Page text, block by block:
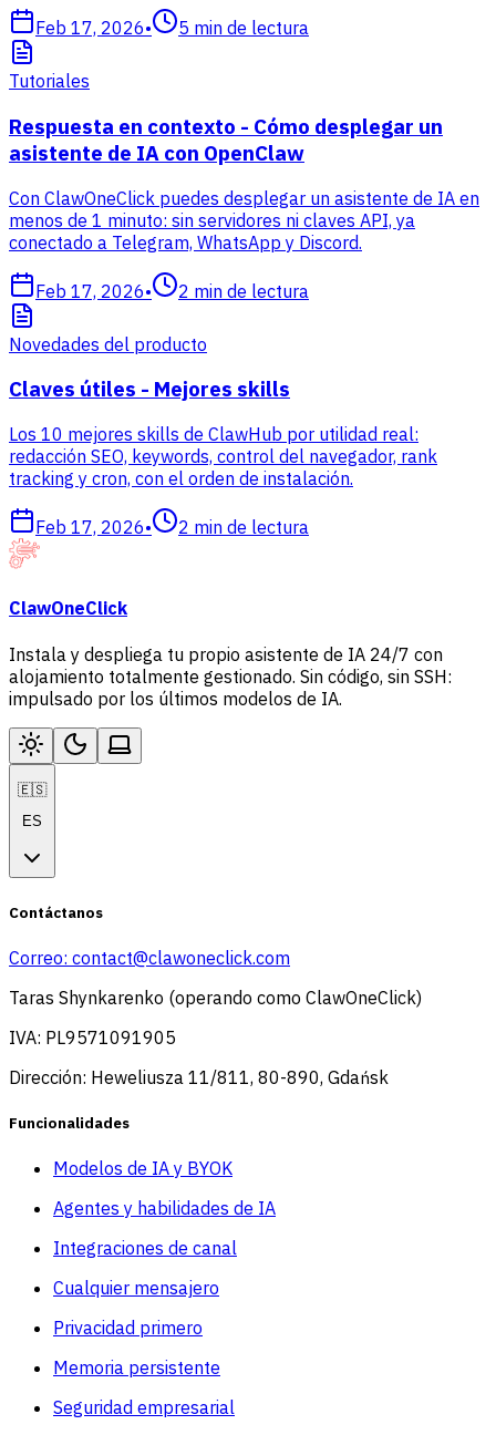
Feb 17, 2026• 5 min de lectura
Tutoriales
Respuesta en contexto - Cómo desplegar un
asistente de IA con OpenClaw
Con ClawOneClick puedes desplegar un asistente de IA en
menos de 1 minuto: sin servidores ni claves API, ya
conectado a Telegram, WhatsApp y Discord.
Feb 17, 2026• 2 min de lectura
Novedades del producto
Claves útiles - Mejores skills
Los 10 mejores skills de ClawHub por utilidad real:
redacción SEO, keywords, control del navegador, rank
tracking y cron, con el orden de instalación.
Feb 17, 2026• 2 min de lectura
ClawOneClick
Instala y despliega tu propio asistente de IA 24/7 con
alojamiento totalmente gestionado. Sin código, sin SSH:
impulsado por los últimos modelos de IA.
🇪🇸
ES
Contáctanos
Correo: contact@clawoneclick.com
Taras Shynkarenko (operando como ClawOneClick)
IVA: PL9571091905
Dirección: Heweliusza 11/811, 80-890, Gdańsk
Funcionalidades
Modelos de IA y BYOK
Agentes y habilidades de IA
Integraciones de canal
Cualquier mensajero
Privacidad primero
Memoria persistente
Seguridad empresarial